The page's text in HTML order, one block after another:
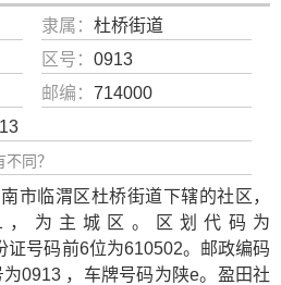
隶属：杜桥街道
区号：0913
邮编：714000
不同？
临渭区杜桥街道下辖的社区，
，为主城区。区划代码为
证号码前6位为610502。邮政编码
0913 ，车牌号码为陕e。盈田社